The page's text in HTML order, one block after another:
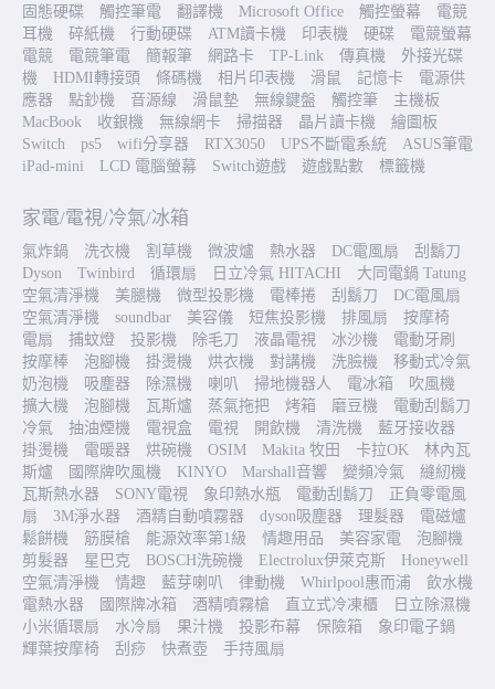
固態硬碟
觸控筆電 翻譯機 Microsoft Office 觸控螢幕
電競
耳機
碎紙機 行動硬碟 ATM讀卡機 印表機 硬碟
電競螢幕
電競
電競筆電 簡報筆 網路卡 TP-Link 傳真機
外接光碟
機
HDMI轉接頭 條碼機 相片印表機 滑鼠 記憶卡
電源供
應器
點鈔機 音源線 滑鼠墊 無線鍵盤 觸控筆
主機板
MacBook
收銀機 無線網卡 掃描器 晶片讀卡機
繪圖板
Switch
ps5 wifi分享器 RTX3050 UPS不斷電系統
ASUS筆電
iPad-mini
LCD 電腦螢幕 Switch遊戲 遊戲點數 標籤機
家電/電視/冷氣/冰箱
氣炸鍋 洗衣機 割草機 微波爐 熱水器 DC電風扇
刮鬍刀
Dyson
Twinbird 循環扇 日立冷氣 HITACHI
大同電鍋 Tatung
空氣清淨機
美腿機 微型投影機 電棒捲 刮鬍刀
DC電風扇
空氣清淨機
soundbar 美容儀 短焦投影機 排風扇
按摩椅
電扇
捕蚊燈 投影機 除毛刀 液晶電視 冰沙機
電動牙刷
按摩棒
泡腳機 掛燙機 烘衣機 對講機 洗臉機
移動式冷氣
奶泡機
吸塵器 除濕機 喇叭 掃地機器人 電冰箱
吹風機
擴大機
泡腳機 瓦斯爐 蒸氣拖把 烤箱 磨豆機
電動刮鬍刀
冷氣
抽油煙機 電視盒 電視 開飲機 清洗機
藍牙接收器
掛燙機
電暖器 烘碗機 OSIM Makita 牧田 卡拉OK
林內瓦
斯爐
國際牌吹風機 KINYO Marshall音響 變頻冷氣
縫紉機
瓦斯熱水器
SONY電視 象印熱水瓶 電動刮鬍刀
正負零電風
扇
3M淨水器 酒精自動噴霧器 dyson吸塵器 理髮器
電磁爐
鬆餅機
筋膜槍 能源效率第1級 情趣用品 美容家電
泡腳機
剪髮器
星巴克 BOSCH洗碗機 Electrolux伊萊克斯
Honeywell
空氣清淨機
情趣 藍芽喇叭 律動機 Whirlpool惠而浦
飲水機
電熱水器
國際牌冰箱 酒精噴霧槍 直立式冷凍櫃
日立除濕機
小米循環扇
水冷扇 果汁機 投影布幕 保險箱
象印電子鍋
輝葉按摩椅
刮痧 快煮壺 手持風扇